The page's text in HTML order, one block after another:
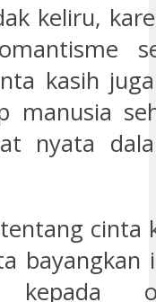
keliru,
kasih
manusia
nyata
cinta
bayangkan
kepada